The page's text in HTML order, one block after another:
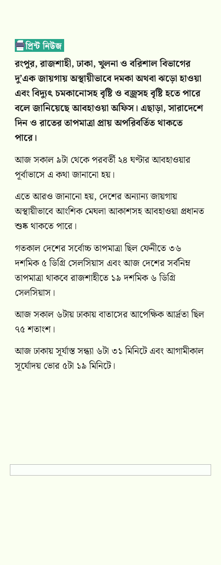
রংপুর, রাজশাহী, ঢাকা, খুলনা ও বরিশাল বিভাগের
দু’এক জায়গায় অস্থায়ীভাবে দমকা অথবা ঝড়ো হাওয়া
এবং বিদ্যুৎ চমকানোসহ বৃষ্টি ও বজ্রসহ বৃষ্টি হতে পারে
বলে জানিয়েছে আবহাওয়া অফিস। এছাড়া, সারাদেশে
দিন ও রাতের তাপমাত্রা প্রায় অপরিবর্তিত থাকতে
পারে।
আজ সকাল ৯টা থেকে পরবর্তী ২৪ ঘণ্টার আবহাওয়ার
পূর্বাভাসে এ কথা জানানো হয়।
এতে আরও জানানো হয়, দেশের অন্যান্য জায়গায়
অস্থায়ীভাবে আংশিক মেঘলা আকাশসহ আবহাওয়া প্রধানত
শুষ্ক থাকতে পারে।
গতকাল দেশের সর্বোচ্চ তাপমাত্রা ছিল ফেনীতে ৩৬
দশমিক ৫ ডিগ্রি সেলসিয়াস এবং আজ দেশের সর্বনিম্ন
তাপমাত্রা থাকবে রাজশাহীতে ১৯ দশমিক ৬ ডিগ্রি
সেলসিয়াস।
আজ সকাল ৬টায় ঢাকায় বাতাসের আপেক্ষিক আর্দ্রতা ছিল
৭৫ শতাংশ।
আজ ঢাকায় সূর্যাস্ত সন্ধ্যা ৬টা ৩১ মিনিটে এবং আগামীকাল
সূর্যোদয় ভোর ৫টা ১৯ মিনিটে।